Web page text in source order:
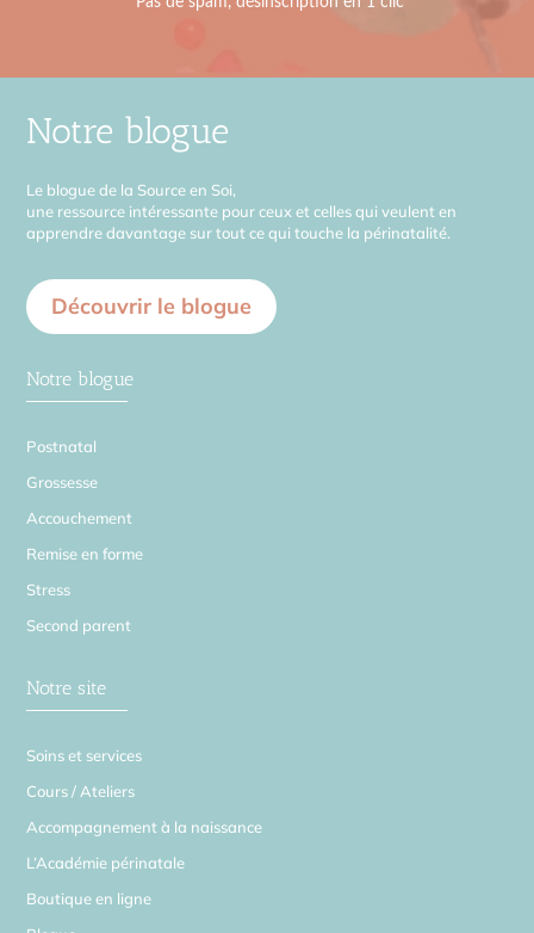
Notre blogue
Le blogue de la Source en Soi,
une ressource intéressante pour ceux et celles qui veulent en
apprendre davantage sur tout ce qui touche la périnatalité.
Découvrir le blogue
Notre blogue
Postnatal
Grossesse
Accouchement
Remise en forme
Stress
Second parent
Notre site
Soins et services
Cours / Ateliers
Accompagnement à la naissance
L’Académie périnatale
Boutique en ligne